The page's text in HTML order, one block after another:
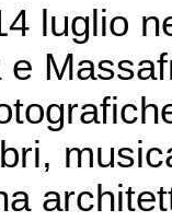
luglio